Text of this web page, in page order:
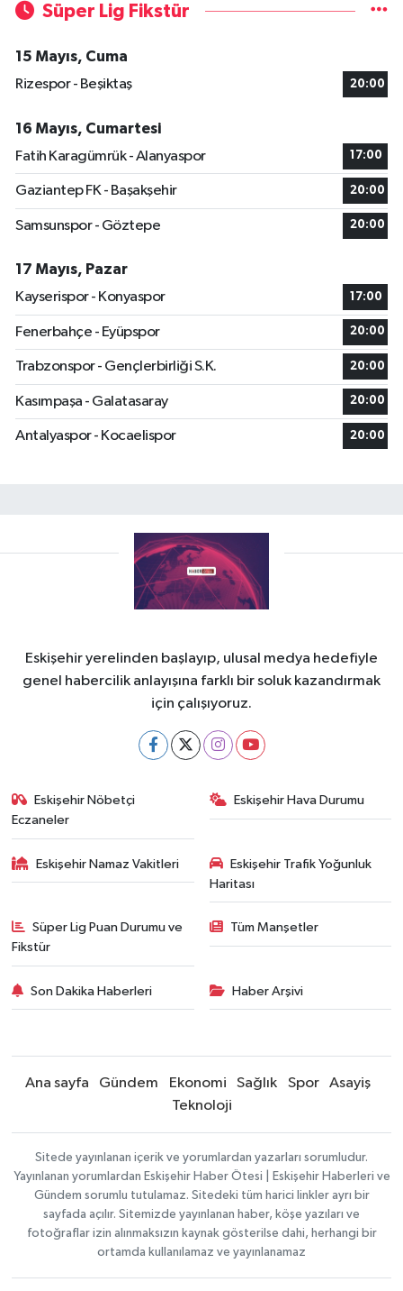
Süper Lig Fikstür
15 Mayıs, Cuma
Rizespor - Beşiktaş
20:00
16 Mayıs, Cumartesi
Fatih Karagümrük - Alanyaspor
17:00
Gaziantep FK - Başakşehir 20:00
Samsunspor - Göztepe 20:00
17 Mayıs, Pazar
Kayserispor - Konyaspor
17:00
Fenerbahçe - Eyüpspor 20:00
Trabzonspor - Gençlerbirliği S.K. 20:00
Kasımpaşa - Galatasaray 20:00
Antalyaspor - Kocaelispor 20:00
Eskişehir yerelinden başlayıp, ulusal medya hedefiyle
genel habercilik anlayışına farklı bir soluk kazandırmak
için çalışıyoruz.
Eskişehir Nöbetçi
Eczaneler
Eskişehir Hava Durumu
Eskişehir Namaz Vakitleri
Eskişehir Trafik Yoğunluk
Haritası
Süper Lig Puan Durumu ve
Fikstür
Tüm Manşetler
Son Dakika Haberleri Haber Arşivi
Ana sayfa Gündem Ekonomi Sağlık Spor
Asayiş
Teknoloji
Sitede yayınlanan içerik ve yorumlardan yazarları sorumludur.
Yayınlanan yorumlardan Eskişehir Haber Ötesi | Eskişehir Haberleri ve
Gündem sorumlu tutulamaz. Sitedeki tüm harici linkler ayrı bir
sayfada açılır. Sitemizde yayınlanan haber, köşe yazıları ve
fotoğraflar izin alınmaksızın kaynak gösterilse dahi, herhangi bir
ortamda kullanılamaz ve yayınlanamaz